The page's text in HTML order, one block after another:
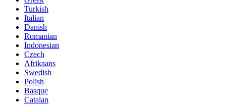
Turkish
Italian
Danish
Romanian
Indonesian
Czech
Afrikaans
Swedish
Polish
Basque
Catalan